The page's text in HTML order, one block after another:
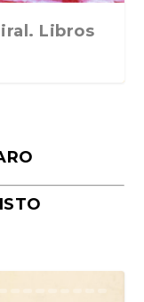
Libros